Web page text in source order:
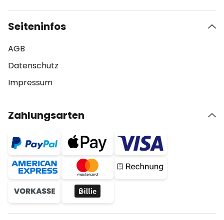
Seiteninfos
AGB
Datenschutz
Impressum
Zahlungsarten